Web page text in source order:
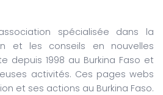
spécialisée dans la
et les conseils en nouvelles
depuis 1998 au Burkina Faso et
activités. Ces pages webs
et ses actions au Burkina Faso.